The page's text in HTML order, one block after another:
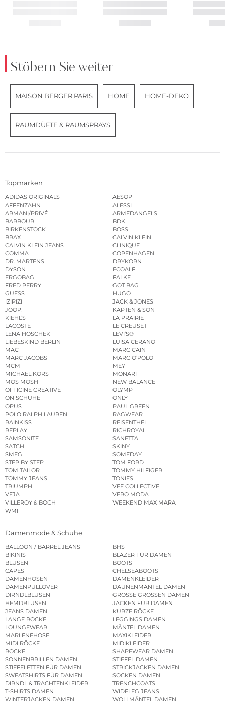
Stöbern Sie weiter
MAISON BERGER PARIS HOME HOME-DEKO
RAUMDÜFTE & RAUMSPRAYS
Topmarken
ADIDAS ORIGINALS
AESOP
AFFENZAHN
ALESSI
ARMANI/PRIVÉ
ARMEDANGELS
BARBOUR
BDK
BIRKENSTOCK
BOSS
BRAX
CALVIN KLEIN
CALVIN KLEIN JEANS
CLINIQUE
COMMA
COPENHAGEN
DR. MARTENS
DRYKORN
DYSON
ECOALF
ERGOBAG
FALKE
FRED PERRY
GOT BAG
GUESS
HUGO
IZIPIZI
JACK & JONES
JOOP!
KAPTEN & SON
KIEHL’S
LA PRAIRIE
LACOSTE
LE CREUSET
LENA HOSCHEK
LEVI’S®
LIEBESKIND BERLIN
LUISA CERANO
MAC
MARC CAIN
MARC JACOBS
MARC O’POLO
MCM
MEY
MICHAEL KORS
MONARI
MOS MOSH
NEW BALANCE
OFFICINE CREATIVE
OLYMP
ON SCHUHE
ONLY
OPUS
PAUL GREEN
POLO RALPH LAUREN
RAGWEAR
RAINKISS
REISENTHEL
REPLAY
RICHROYAL
SAMSONITE
SANETTA
SATCH
SKINY
SMEG
SOMEDAY
STEP BY STEP
TOM FORD
TOM TAILOR
TOMMY HILFIGER
TOMMY JEANS
TONIES
TRIUMPH
VEE COLLECTIVE
VEJA
VERO MODA
VILLEROY & BOCH
WEEKEND MAX MARA
WMF
Damenmode & Schuhe
BALLOON / BARREL JEANS
BHS
BIKINIS
BLAZER FÜR DAMEN
BLUSEN
BOOTS
CAPES
CHELSEABOOTS
DAMENHOSEN
DAMENKLEIDER
DAMENPULLOVER
DAUNENMÄNTEL DAMEN
DIRNDLBLUSEN
GROSSE GRÖSSEN DAMEN
HEMDBLUSEN
JACKEN FÜR DAMEN
JEANS DAMEN
KURZE RÖCKE
LANGE RÖCKE
LEGGINGS DAMEN
LOUNGEWEAR
MÄNTEL DAMEN
MARLENEHOSE
MAXIKLEIDER
MIDI RÖCKE
MIDIKLEIDER
RÖCKE
SHAPEWEAR DAMEN
SONNENBRILLEN DAMEN
STIEFEL DAMEN
STIEFELETTEN FÜR DAMEN
STRICKJACKEN DAMEN
SWEATSHIRTS FÜR DAMEN
SOCKEN DAMEN
DIRNDL & TRACHTENKLEIDER
TRENCHCOATS
T-SHIRTS DAMEN
WIDELEG JEANS
WINTERJACKEN DAMEN
WOLLMÄNTEL DAMEN